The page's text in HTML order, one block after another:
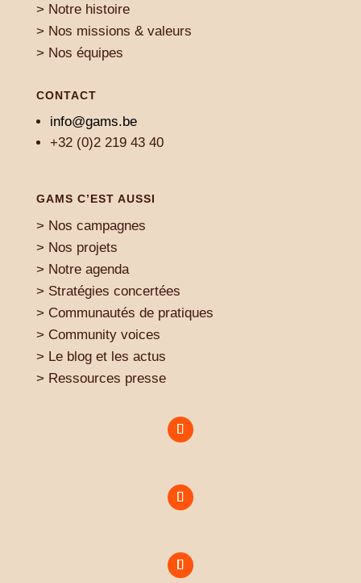
> Notre histoire
> Nos missions & valeurs
> Nos équipes
CONTACT
info@gams.be
+32 (0)2 219 43 40
GAMS C’EST AUSSI
> Nos campagnes
> Nos projets
> Notre agenda
> Stratégies concertées
> Communautés de pratiques
> Community voices
> Le blog et les actus
> Ressources presse